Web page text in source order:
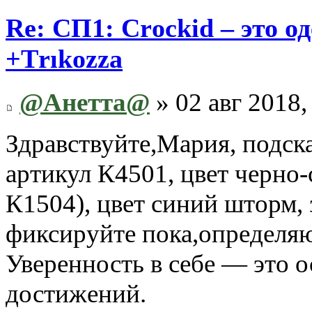
Re: СП1: Сrосkid – это
+Тrıkоzza
@Анетта@ » 02 авг
Здравствуйте,Мария,
артикул К4501, цвет
К1504), цвет синий
фиксируйте
Уверенность в себе — это
достижeний.